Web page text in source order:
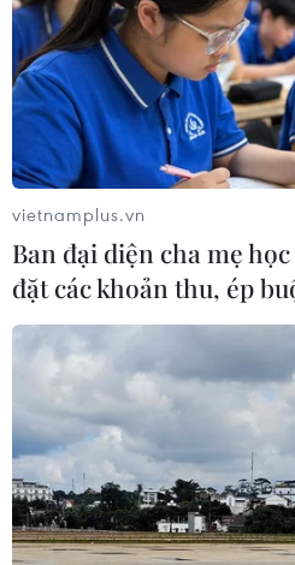
TIN CÙNG CHUYÊN
Sân chơi học đường giúp
rèn kỹ năng sống qua từng
nhảy
07/08/2026 11:38
Xem trực tiếp Việt Nam-
tại ASEAN Cup 2026 trên
07/08/2026 09:49
vietnamplus.vn
Ban đại diện cha mẹ
đặt các khoản thu, ép